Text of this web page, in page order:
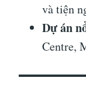
và tiện
Dự án
Centre,